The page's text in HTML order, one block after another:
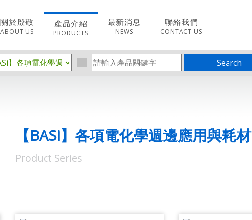
關於殷敬
ABOUT US
產品介紹
PRODUCTS
最新消息
NEWS
聯絡我們
CONTACT US
Search
【BASi】各項電化學週邊應用與耗材
Product Series